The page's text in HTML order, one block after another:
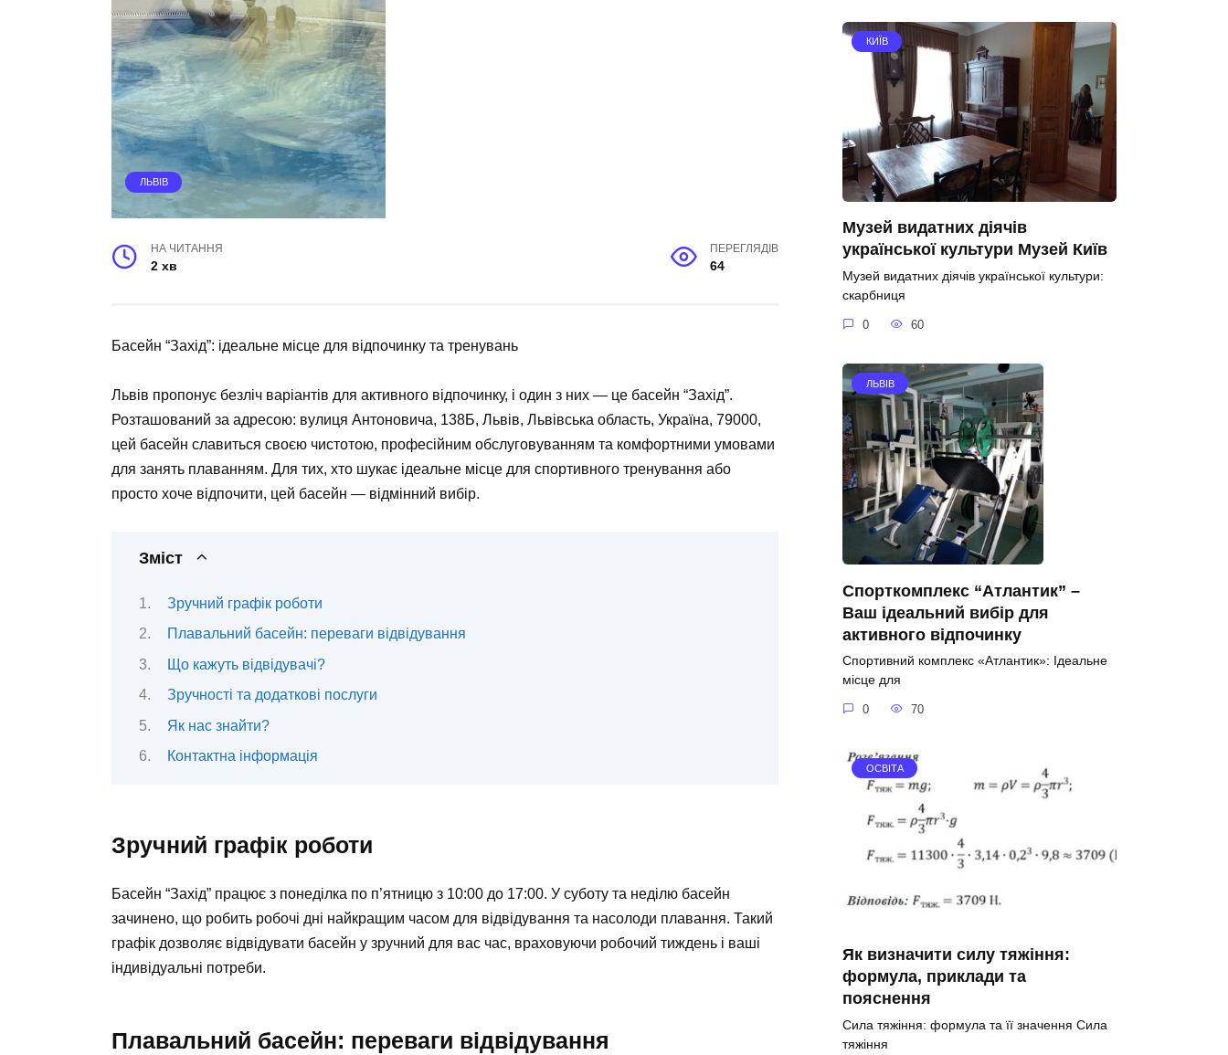
ЛЬВІВ
НА ЧИТАННЯ
2 хв
ПЕРЕГЛЯДІВ
64
Басейн “Захід”: ідеальне місце для відпочинку та тренувань
Львів пропонує безліч варіантів для активного відпочинку, і один з них — це басейн “Захід”.
Розташований за адресою: вулиця Антоновича, 138Б, Львів, Львівська область, Україна, 79000,
цей басейн славиться своєю чистотою, професійним обслуговуванням та комфортними умовами
для занять плаванням. Для тих, хто шукає ідеальне місце для спортивного тренування або
просто хоче відпочити, цей басейн — відмінний вибір.
Зміст
Зручний графік роботи
Плавальний басейн: переваги відвідування
Що кажуть відвідувачі?
Зручності та додаткові послуги
Як нас знайти?
Контактна інформація
Зручний графік роботи
Басейн “Захід” працює з понеділка по п’ятницю з 10:00 до 17:00. У суботу та неділю басейн
зачинено, що робить робочі дні найкращим часом для відвідування та насолоди плавання. Такий
графік дозволяє відвідувати басейн у зручний для вас час, враховуючи робочий тиждень і ваші
індивідуальні потреби.
Плавальний басейн: переваги відвідування
КИЇВ
Музей видатних діячів
української культури Музей Київ
Музей видатних діячів української культури:
скарбниця
0 60
ЛЬВІВ
Спорткомплекс “Атлантик” –
Ваш ідеальний вибір для
активного відпочинку
Спортивний комплекс «Атлантик»: Ідеальне
місце для
0 70
ОСВІТА
Як визначити силу тяжіння:
формула, приклади та
пояснення
Сила тяжіння: формула та її значення Сила
тяжіння